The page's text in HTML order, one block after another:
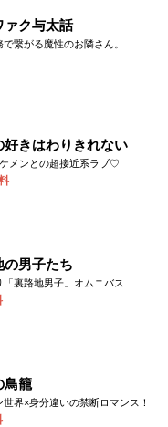
ァク与太話
で繋がる魔性のお隣さん。
好きはわりきれない
メンとの超接近系ラブ♡
の男子たち
「裏路地男子」オムニバス
鳥籠
世界×身分違いの禁断ロマンス！